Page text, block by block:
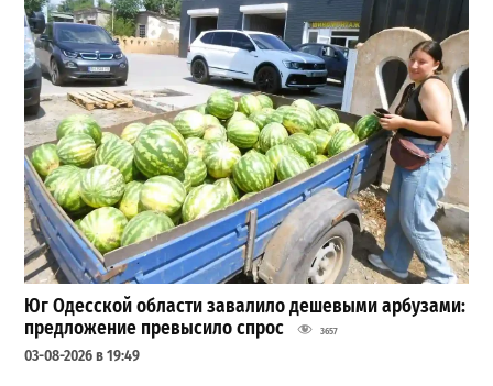
Юг Одесской области завалило дешевыми арбузами:
предложение превысило спрос
3657
03-08-2026 в 19:49